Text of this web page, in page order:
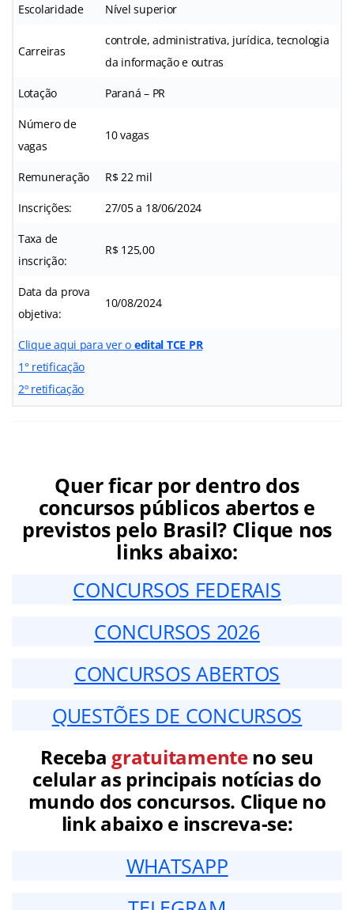
Escolaridade Nível superior
Carreiras
controle, administrativa, jurídica, tecnologia
da informação e outras
Lotação Paraná – PR
Número de
vagas
10 vagas
Remuneração R$ 22 mil
Inscrições: 27/05 a 18/06/2024
Taxa de
inscrição:
R$ 125,00
Data da prova
objetiva:
10/08/2024
Clique aqui para ver o edital TCE PR
1° retificação
2º retificação
Quer ficar por dentro dos
concursos públicos abertos e
previstos pelo Brasil? Clique nos
links abaixo:
CONCURSOS FEDERAIS
CONCURSOS 2026
CONCURSOS ABERTOS
QUESTÕES DE CONCURSOS
Receba gratuitamenteno seu
celular as principais notícias do
mundo dos concursos. Clique no
link abaixo e inscreva-se:
WHATSAPP